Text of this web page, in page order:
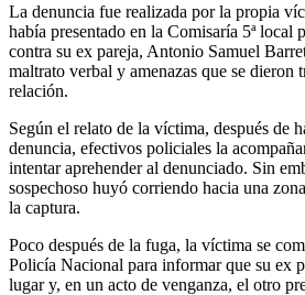
La denuncia fue realizada por la propia
había presentado en la Comisaría 5ª local
contra su ex pareja, Antonio Samuel
maltrato verbal y amenazas que se dieron
relación.
Según el relato de la víctima, después de
denuncia, efectivos policiales la
intentar aprehender al denunciado. Sin
sospechoso huyó corriendo hacia una
la captura.
Poco después de la fuga, la víctima se
Policía Nacional para informar que su ex
lugar y, en un acto de venganza, el otro